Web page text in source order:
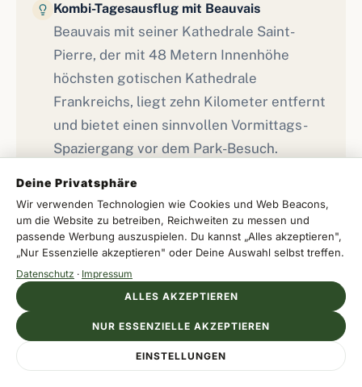
Kombi-Tagesausflug mit Beauvais
Beauvais mit seiner Kathedrale Saint-
Pierre, der mit 48 Metern Innenhöhe
höchsten gotischen Kathedrale
Frankreichs, liegt zehn Kilometer entfernt
und bietet einen sinnvollen Vormittags-
Spaziergang vor dem Park-Besuch.
Verpflegung mitbringen
Der Park hat mehrere Snack-Stände und
Bereich, die Preise sind moderat aber das
Angebot begrenzt auf Burger, Pommes
Anzeige
Beste Lage, bester Preis
Deine Privatsphäre
Wir verwenden Technologien wie Cookies und Web Beacons,
um die Website zu betreiben, Reichweiten zu messen und
passende Werbung auszuspielen. Du kannst „Alles akzeptieren",
„Nur Essenzielle akzeptieren" oder Deine Auswahl selbst treffen.
Datenschutz · Impressum
EINSTELLUNGEN
NUR ESSENZIELLE AKZEPTIEREN
ALLES AKZEPTIEREN